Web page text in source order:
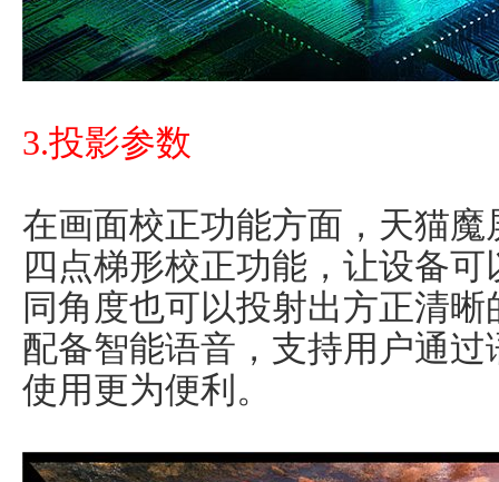
3.投影参数
在画面校正功能方面，天猫
四点梯形校正功能，让设备
同角度也可以投射出方正清
配备智能语音，支持用户通
使用更为便利。